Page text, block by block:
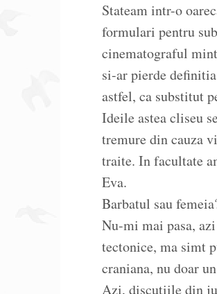
Stateam intr-o
formulari pentru
cinematograful
si-ar pierde
astfel, ca substitut
Ideile astea cliseu
tremure din cauza
traite. In facultate
Eva.
Barbatul sau
Nu-mi mai pasa,
tectonice, ma simt
craniana, nu doar
Azi, discutiile din